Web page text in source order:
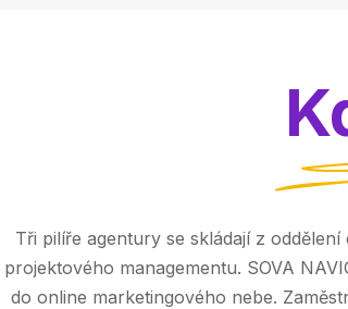
Tři pilíře agentury se skládají z
projektového managementu. SOVA
do online marketingového nebe.